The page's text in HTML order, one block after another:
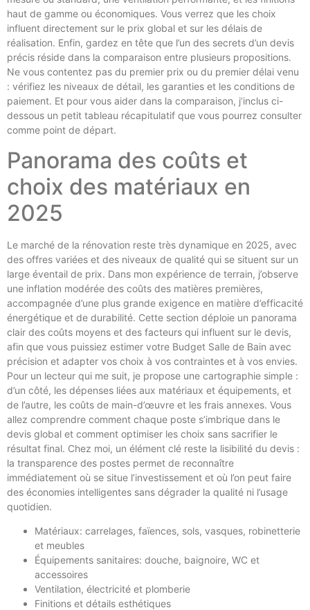
haut de gamme ou économiques. Vous verrez que les choix
influent directement sur le prix global et sur les délais de
réalisation. Enfin, gardez en tête que l’un des secrets d’un devis
précis réside dans la comparaison entre plusieurs propositions.
Ne vous contentez pas du premier prix ou du premier délai venu
: vérifiez les niveaux de détail, les garanties et les conditions de
paiement. Et pour vous aider dans la comparaison, j’inclus ci-
dessous un petit tableau récapitulatif que vous pourrez consulter
comme point de départ.
Panorama des coûts et
choix des matériaux en
2025
Le marché de la rénovation reste très dynamique en 2025, avec
des offres variées et des niveaux de qualité qui se situent sur un
large éventail de prix. Dans mon expérience de terrain, j’observe
une inflation modérée des coûts des matières premières,
accompagnée d’une plus grande exigence en matière d’efficacité
énergétique et de durabilité. Cette section déploie un panorama
clair des coûts moyens et des facteurs qui influent sur le devis,
afin que vous puissiez estimer votre Budget Salle de Bain avec
précision et adapter vos choix à vos contraintes et à vos envies.
Pour un lecteur qui me suit, je propose une cartographie simple :
d’un côté, les dépenses liées aux matériaux et équipements, et
de l’autre, les coûts de main-d’œuvre et les frais annexes. Vous
allez comprendre comment chaque poste s’imbrique dans le
devis global et comment optimiser les choix sans sacrifier le
résultat final. Chez moi, un élément clé reste la lisibilité du devis :
la transparence des postes permet de reconnaître
immédiatement où se situe l’investissement et où l’on peut faire
des économies intelligentes sans dégrader la qualité ni l’usage
quotidien.
Matériaux: carrelages, faïences, sols, vasques, robinetterie
et meubles
Équipements sanitaires: douche, baignoire, WC et
accessoires
Ventilation, électricité et plomberie
Finitions et détails esthétiques